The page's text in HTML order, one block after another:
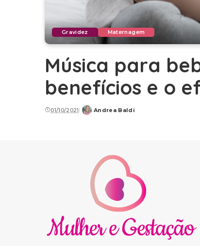
Gravidez Maternagem
Música para
benefícios e o
01/10/2021
Posted
Andrea Baldi